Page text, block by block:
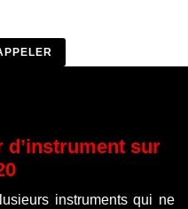
d’instrument sur
instruments qui ne